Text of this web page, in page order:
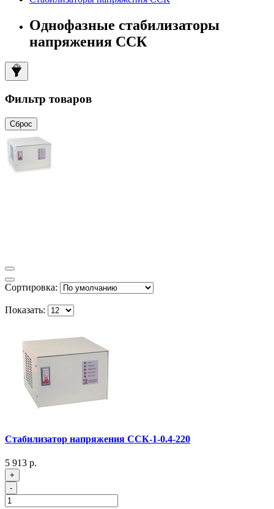
Однофазные стабилизаторы
напряжения ССК
Фильтр товаров
Сброс
Сортировка:
Показать:
Стабилизатор напряжения ССК-1-0.4-220
5 913 р.
+
-